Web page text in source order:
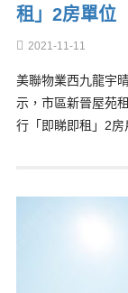
租」2房單位
2021-11-11
美聯物業西九龍宇
示，市區新晉屋苑
行「即睇即租」2